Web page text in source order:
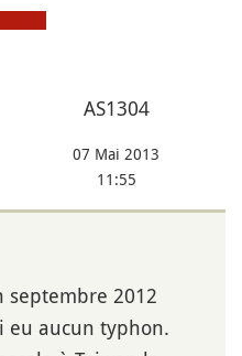
AS1304
07 Mai 2013
11:55
septembre 2012
eu aucun typhon.